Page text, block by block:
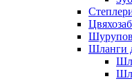
Шланги